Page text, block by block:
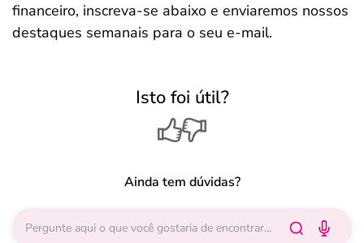
financeiro, inscreva-se abaixo e enviaremos nossos
destaques semanais para o seu e-mail.
Isto foi útil?
Ainda tem dúvidas?